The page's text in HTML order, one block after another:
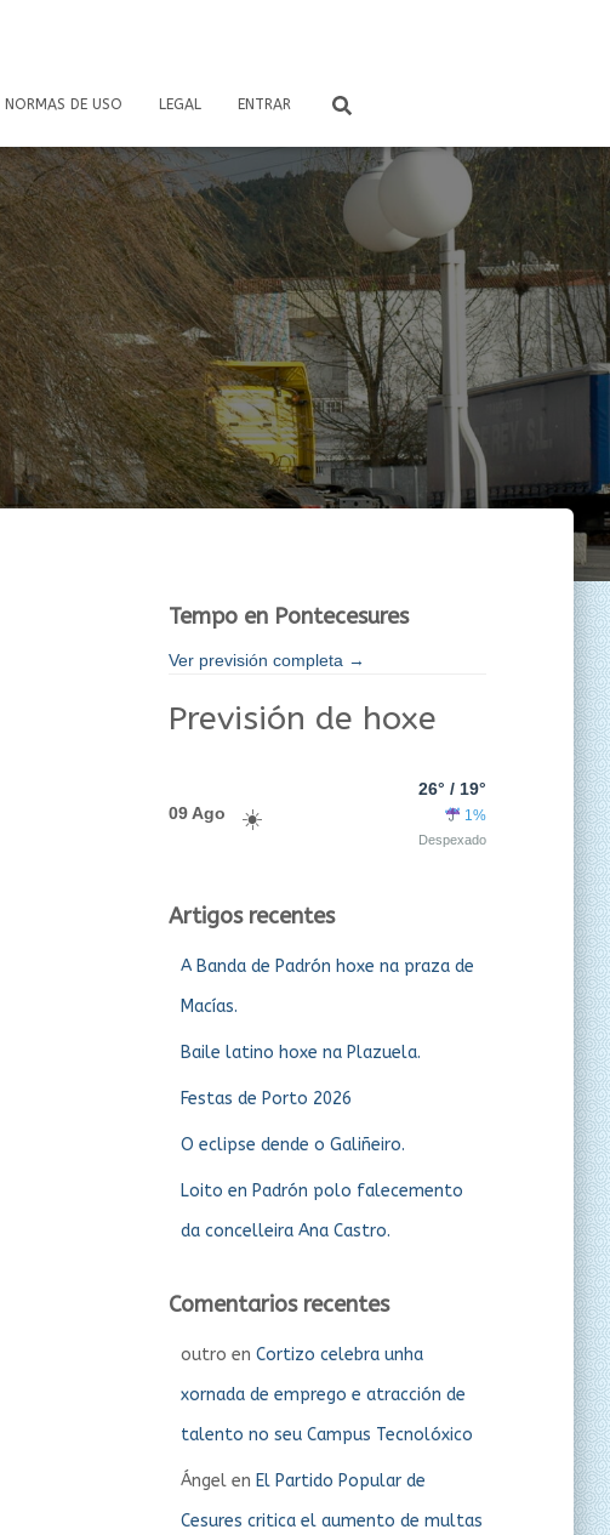
NORMAS DE USO LEGAL ENTRAR
Tempo en Pontecesures
Ver previsión completa →
Previsión de hoxe
09 Ago
26° / 19°
1%
Despexado
Artigos recentes
A Banda de Padrón hoxe na praza de
Macías.
Baile latino hoxe na Plazuela.
Festas de Porto 2026
O eclipse dende o Galiñeiro.
Loito en Padrón polo falecemento
da concelleira Ana Castro.
Comentarios recentes
outro en Cortizo celebra unha
xornada de emprego e atracción de
talento no seu Campus Tecnolóxico
Ángelen El Partido Popular de
Cesures critica el aumento de multas